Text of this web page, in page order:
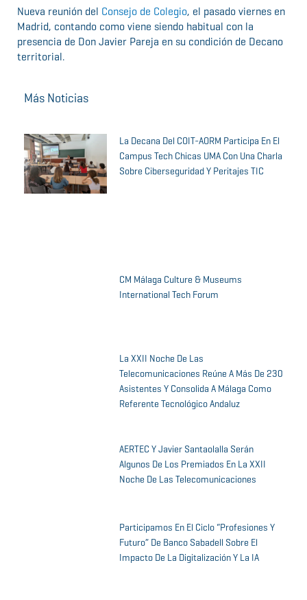
Nueva reunión del Consejo de Colegio, el pasado viernes en
Madrid, contando como viene siendo habitual con la
presencia de Don Javier Pareja en su condición de Decano
territorial.
Más Noticias
La Decana Del COIT-AORM Participa En El
Campus Tech Chicas UMA Con Una Charla
Sobre Ciberseguridad Y Peritajes TIC
CM Málaga Culture & Museums
International Tech Forum
La XXII Noche De Las
Telecomunicaciones Reúne A Más De 230
Asistentes Y Consolida A Málaga Como
Referente Tecnológico Andaluz
AERTEC Y Javier Santaolalla Serán
Algunos De Los Premiados En La XXII
Noche De Las Telecomunicaciones
Participamos En El Ciclo “Profesiones Y
Futuro” De Banco Sabadell Sobre El
Impacto De La Digitalización Y La IA